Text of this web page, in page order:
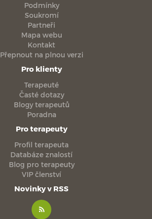
Podmínky
Soukromí
Partneři
Mapa webu
Kontakt
Přepnout na plnou verzi
Pro klienty
Terapeuté
Časté dotazy
Blogy terapeutů
Poradna
Pro terapeuty
Profil terapeuta
Databáze znalostí
Blog pro terapeuty
VIP členství
Novinky v RSS